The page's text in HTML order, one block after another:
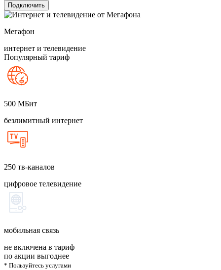
Подключить
Мегафон
интернет и телевидение
Популярный тариф
500 МБит
безлимитный интернет
250 тв-каналов
цифровое телевидение
мобильная связь
не включена в тариф
по акции выгоднее
* Пользуйтесь услугами